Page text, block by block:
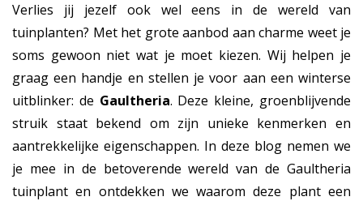
Verlies jij jezelf ook wel eens in de wereld van
tuinplanten? Met het grote aanbod aan charme weet je
soms gewoon niet wat je moet kiezen. Wij helpen je
graag een handje en stellen je voor aan een winterse
uitblinker: de Gaultheria. Deze kleine, groenblijvende
struik staat bekend om zijn unieke kenmerken en
aantrekkelijke eigenschappen. In deze blog nemen we
je mee in de betoverende wereld van de Gaultheria
tuinplant en ontdekken we waarom deze plant een